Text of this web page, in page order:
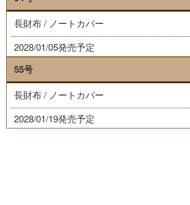
長財布 / ノートカバー
2028/01/05発売予定
55号
長財布 / ノートカバー
2028/01/19発売予定